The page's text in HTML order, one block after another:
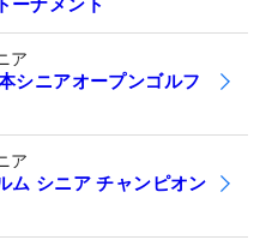
ーナメント
ア
シニアオープンゴルフ
ア
ム シニア チャンピオン